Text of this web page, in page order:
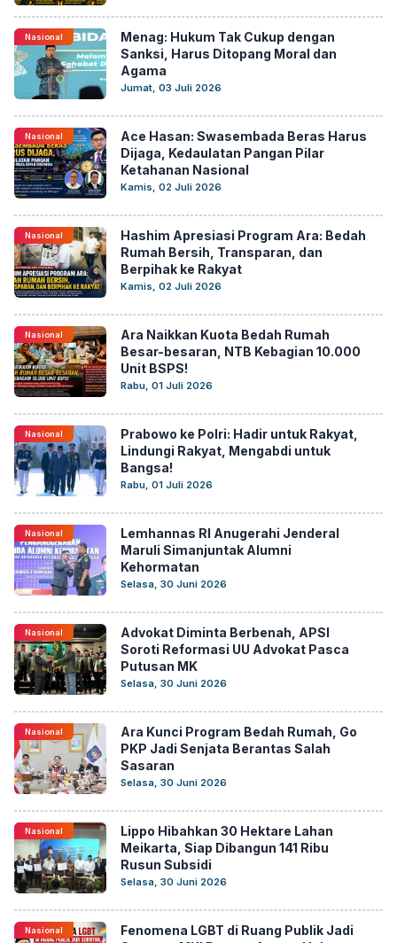
Nasional
Menag: Hukum Tak Cukup dengan
Sanksi, Harus Ditopang Moral dan
Agama
Jumat, 03 Juli 2026
Nasional
Ace Hasan: Swasembada Beras Harus
Dijaga, Kedaulatan Pangan Pilar
Ketahanan Nasional
Kamis, 02 Juli 2026
Nasional
Hashim Apresiasi Program Ara: Bedah
Rumah Bersih, Transparan, dan
Berpihak ke Rakyat
Kamis, 02 Juli 2026
Nasional
Ara Naikkan Kuota Bedah Rumah
Besar-besaran, NTB Kebagian 10.000
Unit BSPS!
Rabu, 01 Juli 2026
Nasional
Prabowo ke Polri: Hadir untuk Rakyat,
Lindungi Rakyat, Mengabdi untuk
Bangsa!
Rabu, 01 Juli 2026
Nasional
Lemhannas RI Anugerahi Jenderal
Maruli Simanjuntak Alumni
Kehormatan
Selasa, 30 Juni 2026
Nasional
Advokat Diminta Berbenah, APSI
Soroti Reformasi UU Advokat Pasca
Putusan MK
Selasa, 30 Juni 2026
Nasional
Ara Kunci Program Bedah Rumah, Go
PKP Jadi Senjata Berantas Salah
Sasaran
Selasa, 30 Juni 2026
Nasional
Lippo Hibahkan 30 Hektare Lahan
Meikarta, Siap Dibangun 141 Ribu
Rusun Subsidi
Selasa, 30 Juni 2026
Nasional
Fenomena LGBT di Ruang Publik Jadi